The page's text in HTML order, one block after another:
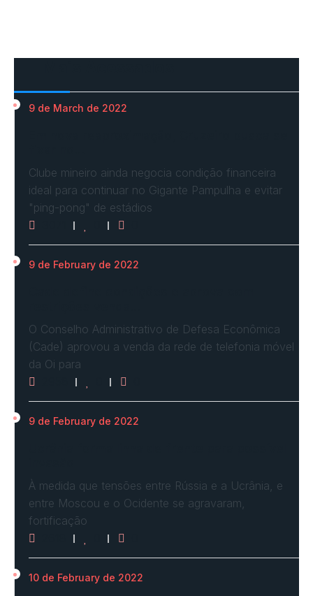
9 de March de 2022
Clube mineiro ainda negocia condição financeira
ideal para continuar no Gigante Pampulha e evitar
"ping-pong" de estádios
9 de February de 2022
O Conselho Administrativo de Defesa Econômica
(Cade) aprovou a venda da rede de telefonia móvel
da Oi para
9 de February de 2022
À medida que tensões entre Rússia e a Ucrânia, e
entre Moscou e o Ocidente se agravaram,
fortificação
10 de February de 2022